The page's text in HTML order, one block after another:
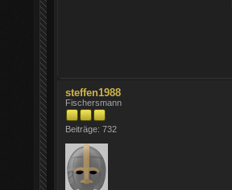
steffen1988
Fischersmann
Beiträge: 732